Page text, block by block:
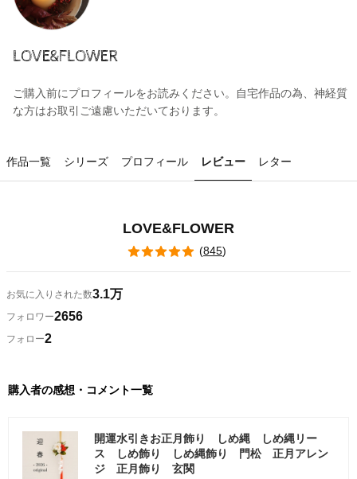
LOVE&FLOWER
ご購入前にプロフィールをお読みください。自宅作品の為、神経質
な方はお取引ご遠慮いただいております。
作品一覧 シリーズ プロフィール レビュー レター
LOVE&FLOWER
(845)
お気に入りされた数3.1万
フォロワー2656
フォロー2
購入者の感想・コメント一覧
開運水引きお正月飾り しめ縄 しめ縄リー
ス しめ飾り しめ縄飾り 門松 正月アレン
ジ 正月飾り 玄関